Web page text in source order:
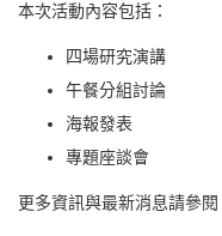
本次活動內容包括：
四場研究演講
午餐分組討論
海報發表
專題座談會
更多資訊與最新消息請參閱